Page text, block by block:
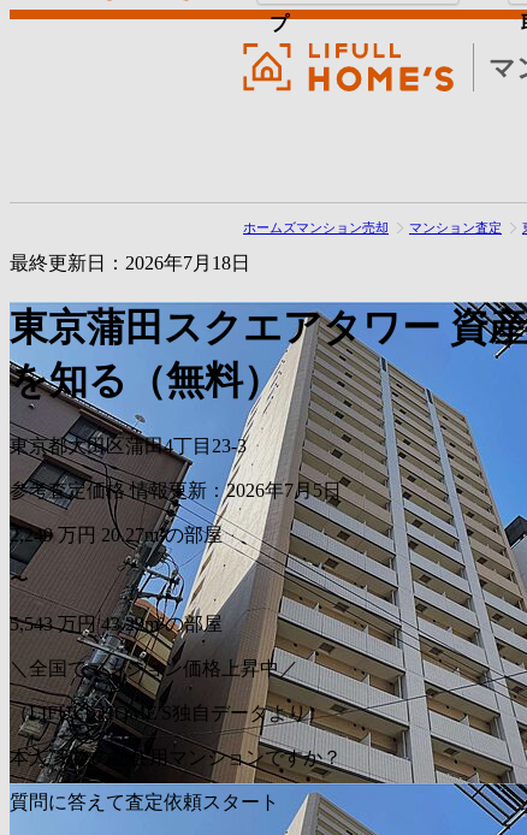
マ
プ
ホームズマンション売却 マンション査定
最終更新日：2026年7月18日
東京蒲田スクエアタワー 資
を知る（無料）
東京都大田区蒲田4丁目23-3
参考査定価格 情報更新：2026年7月5日
2,249 万円 20.27m²の部屋
〜
5,543 万円 43.29m²の部屋
＼全国でマンション価格上昇中／
（LIFULL HOME'S独自データより）
本人/家族の居住用マンションですか？
質問に答えて査定依頼スタート